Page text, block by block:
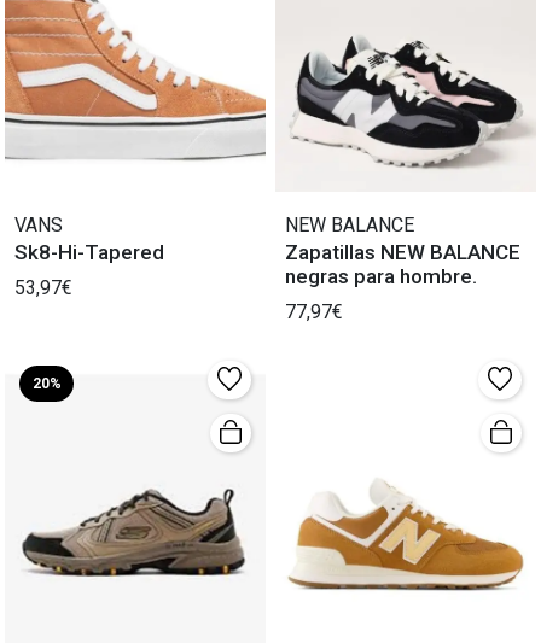
VANS
Sk8-Hi-Tapered
53,97€
NEW BALANCE
Zapatillas NEW BALANCE
negras para hombre.
77,97€
20%